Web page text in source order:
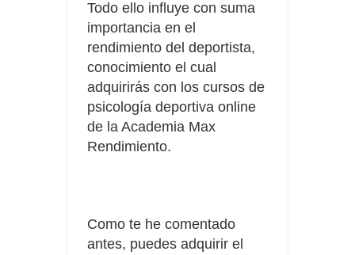
Todo ello influye con suma
importancia en el
rendimiento del deportista,
conocimiento el cual
adquirirás con los cursos de
psicología deportiva online
de la Academia Max
Rendimiento.
Como te he comentado
antes, puedes adquirir el